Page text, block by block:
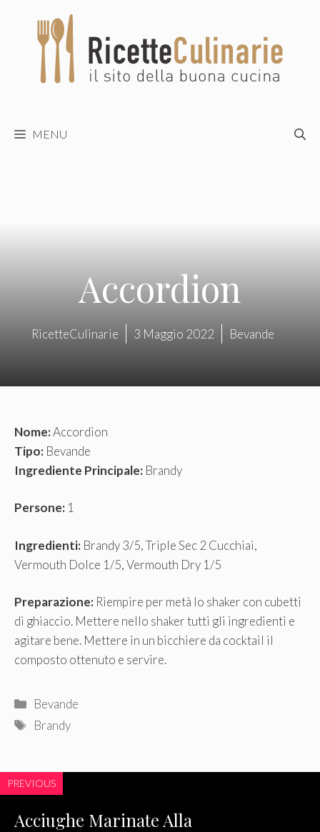
contenuto
MENU
Accordion
RicetteCulinarie 3 Maggio 2022 Bevande
Nome:Accordion
Tipo: Bevande
Ingrediente Principale: Brandy
Persone: 1
Ingredienti: Brandy 3/5, Triple Sec 2 Cucchiai,
Vermouth Dolce 1/5, Vermouth Dry 1/5
Preparazione: Riempire per metà lo shaker con cubetti
di ghiaccio. Mettere nello shaker tutti gli ingredienti e
agitare bene. Mettere in un bicchiere da cocktail il
composto ottenuto e servire.
Categorie
Bevande
Tag
Brandy
PREVIOUS
Acciughe Marinate Alla